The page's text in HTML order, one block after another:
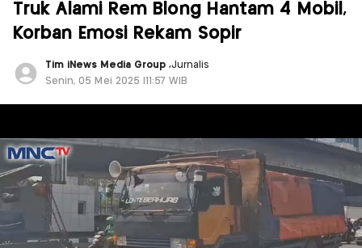
Truk Alami Rem Blong Hantam 4 Mobil,
Korban Emosi Rekam Sopir
Tim iNews Media Group,Jurnalis
Senin, 05 Mei 2025 |11:57 WIB